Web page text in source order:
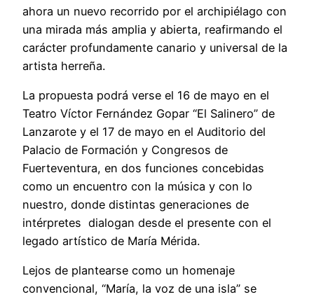
ahora un nuevo recorrido por el archipiélago con
una mirada más amplia y abierta, reafirmando el
carácter profundamente canario y universal de la
artista herreña.
La propuesta podrá verse el 16 de mayo en el
Teatro Víctor Fernández Gopar “El Salinero” de
Lanzarote y el 17 de mayo en el Auditorio del
Palacio de Formación y Congresos de
Fuerteventura, en dos funciones concebidas
como un encuentro con la música y con lo
nuestro, donde distintas generaciones de
intérpretes dialogan desde el presente con el
legado artístico de María Mérida.
Lejos de plantearse como un homenaje
convencional, “María, la voz de una isla” se